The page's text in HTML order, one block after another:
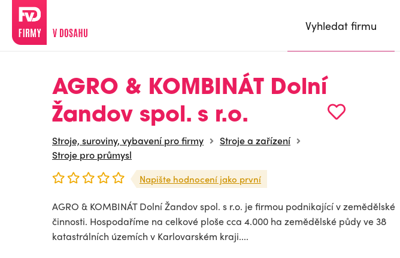
Vyhledat firmu
AGRO & KOMBINÁT Dolní
Žandov spol. s r.o.
Stroje, suroviny, vybavení pro firmy
Stroje a zařízení
Stroje pro průmysl
Napište hodnocení jako první
AGRO & KOMBINÁT Dolní Žandov spol. s r.o. je firmou podnikající v zemědělské
činnosti. Hospodaříme na celkové ploše cca 4.000 ha zemědělské půdy ve 38
katastrálních územích v Karlovarském kraji....